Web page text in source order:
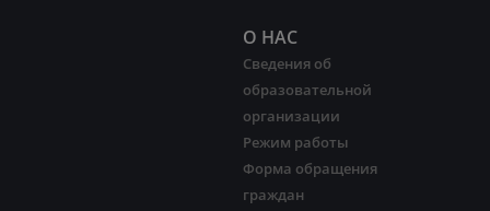
О НАС
Сведения об
образовательной
организации
Режим работы
Форма обращения
граждан